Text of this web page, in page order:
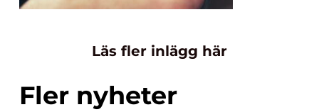
Läs fler inlägg här
Fler nyheter